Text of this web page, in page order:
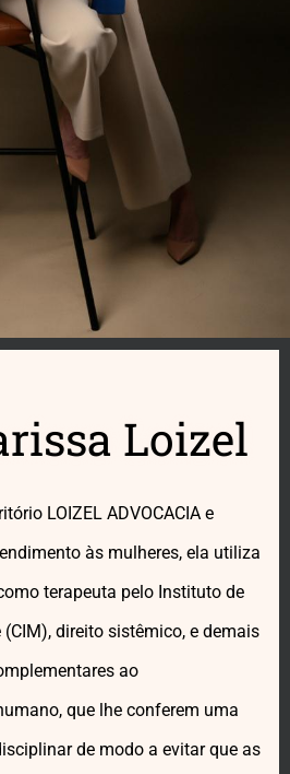
Loizel
LOIZEL ADVOCACIA e
às mulheres, ela utiliza
terapeuta pelo Instituto de
direito sistêmico, e demais
ao
que lhe conferem uma
de modo a evitar que as